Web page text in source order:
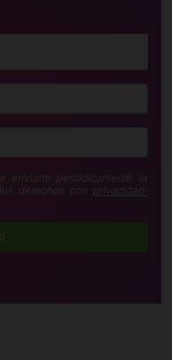
enviarte periódicamente la
derechos con privacidad-